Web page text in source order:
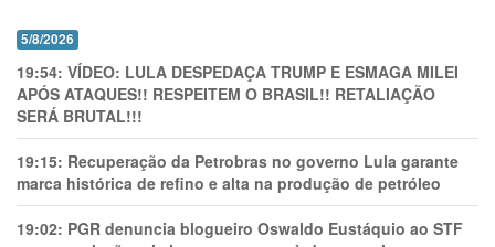
5/8/2026
19:54: VÍDEO: LULA DESPEDAÇA TRUMP E ESMAGA MILEI
APÓS ATAQUES!! RESPEITEM O BRASIL!! RETALIAÇÃO
SERÁ BRUTAL!!!
19:15: Recuperação da Petrobras no governo Lula garante
marca histórica de refino e alta na produção de petróleo
19:02: PGR denuncia blogueiro Oswaldo Eustáquio ao STF